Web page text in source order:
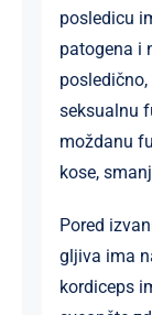
posledicu
patogena i
seksualnu
moždanu
kose,
Pored
gljiva ima
kordiceps